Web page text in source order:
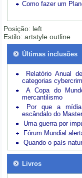
Como fazer um
Posição: left
Estilo: artstyle outline
Últimas inclusões
Relatório Anual
categorias
A Copa do
mercantilismo
Por que a
escândalo do
Uma guerra por
Fórum Mundial
Quando o país
Livros